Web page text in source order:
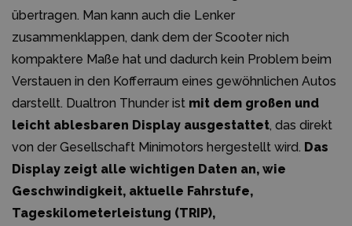
übertragen. Man kann auch die Lenker
zusammenklappen, dank dem der Scooter nich
kompaktere Maße hat und dadurch kein Problem beim
Verstauen in den Kofferraum eines gewöhnlichen Autos
darstellt. Dualtron Thunder ist mit dem großen und
leicht ablesbaren Display ausgestattet, das direkt
von der Gesellschaft Minimotors hergestellt wird. Das
Display zeigt alle wichtigen Daten an, wie
Geschwindigkeit, aktuelle Fahrstufe,
Tageskilometerleistung (TRIP),